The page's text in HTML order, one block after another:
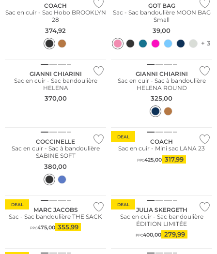
COACH
Sac en cuir - Sac Hobo BROOKLYN
28
374,92
GOT BAG
Sac - Sac bandoulière MOON BAG
Small
39,00
+ 3
GIANNI CHIARINI
Sac en cuir - Sac bandoulière
HELENA
370,00
GIANNI CHIARINI
Sac en cuir - Sac à bandoulière
HELENA ROUND
325,00
COCCINELLE
Sac en cuir - Sac à bandoulière
SABINE SOFT
380,00
DEAL
COACH
Sac en cuir - Mini sac LANA 23
PPC425,00 317,99
DEAL
MARC JACOBS
Sac - Sac bandoulière THE SACK
PPC475,00 355,99
DEAL
JULIA SKERGETH
Sac en cuir - Sac bandoulière
ÉDITION LIMITÉE
PPC400,00 279,99